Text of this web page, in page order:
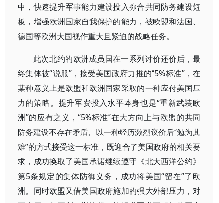
中，快速提升军事能力建设投入弥合共同防务建设短
板，增强欧洲国家自我保护的能力，被欧盟和法国、
德国等欧洲大国视作重大且紧迫的战略任务。
此次北约的欧洲成员国在一系列讨价还价后，最
终集体被“说服”，接受美国政府力推的“5%标准”，在
某种意义上是欧盟和欧洲国家采取的一种应付美国压
力的策略。提升军费投入水平本身也是“重新武装欧
洲”的应有之义，“5%标准”在大方向上与欧盟的共同
防务建设不存在矛盾。以一种经历激烈议价后“勉为其
难”的方式接受这一标准，既迎合了美国政府的相关要
求，成功换取了美国承诺继续遵守《北大西洋公约》
第5条规定的集体防御义务，成功将美国“留在”了欧
洲。同时欧盟又借美国政府施加的强大外部压力，对